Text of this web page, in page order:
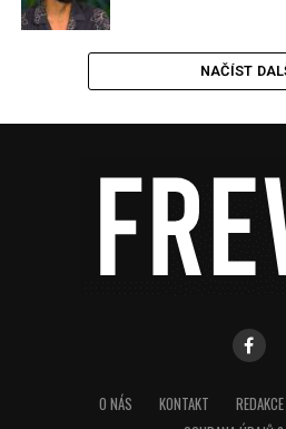
NAČÍST
O NÁS KONTAKT REDAKCE